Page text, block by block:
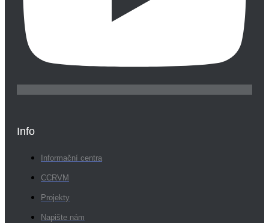
Info
Informační centra
CCRVM
Projekty
Napište nám